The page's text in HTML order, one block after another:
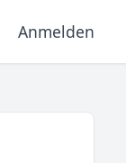
Anmelden